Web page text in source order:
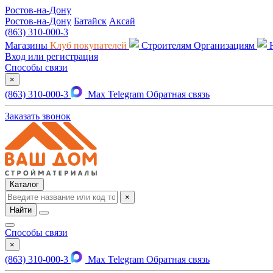
Ростов-на-Дону
Ростов-на-Дону Батайск Аксай
(863) 310-000-3
Магазины Клуб покупателей Строителям Организациям
Вход или регистрация
Способы связи
×
(863) 310-000-3 Max Telegram Обратная связь
Заказать звонок
Каталог
×
Найти
Способы связи
×
(863) 310-000-3 Max Telegram Обратная связь